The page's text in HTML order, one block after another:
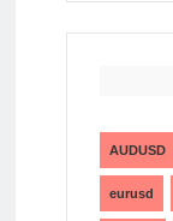
AUDUSD
eurusd